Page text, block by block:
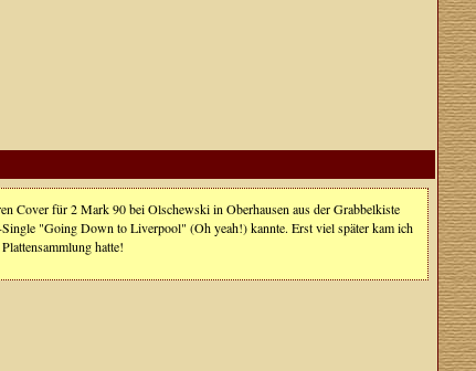
Cover für 2 Mark 90 bei Olschewski in Oberhausen aus der Grabbelkiste
"Going Down to Liverpool" (Oh yeah!) kannte. Erst viel später kam ich
hatte!